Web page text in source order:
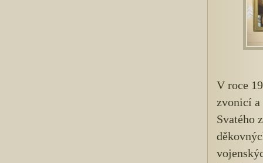
V roce
zvonicí a
Svatého